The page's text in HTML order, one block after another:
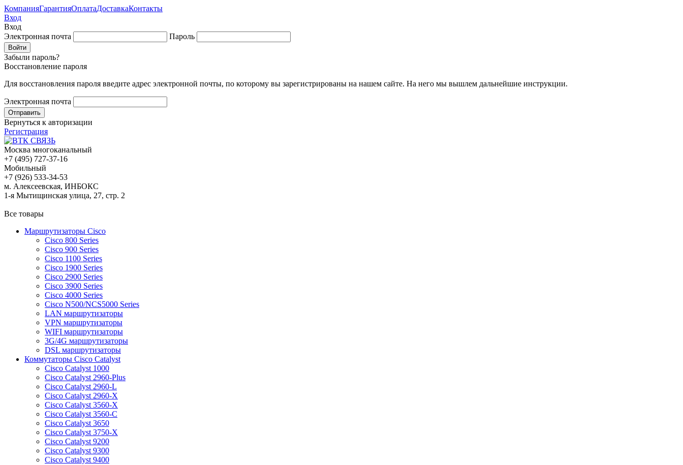
КомпанияГарантияОплатаДоставкаКонтакты
Вход
Вход
Электронная почта
Пароль
Забыли пароль?
Восстановление пароля
Для восстановления пароля введите адрес электронной почты, по которому вы зарегистрированы на нашем сайте. На него мы вышлем дальнейшие инструкции.
Электронная почта
Вернуться к авторизации
Регистрация
Москва многоканальный
+7 (495) 727-37-16
Мобильный
+7 (926) 533-34-53
м. Алексеевская, ИНБОКС
1-я Мытищинская улица, 27, стр. 2
Все товары
Маршрутизаторы Cisco
Cisco 800 Series
Cisco 900 Series
Cisco 1100 Series
Cisco 1900 Series
Cisco 2900 Series
Cisco 3900 Series
Cisco 4000 Series
Cisco N500/NCS5000 Series
LAN маршрутизаторы
VPN маршрутизаторы
WIFI маршрутизаторы
3G/4G маршрутизаторы
DSL маршрутизаторы
Коммутаторы Cisco Catalyst
Cisco Catalyst 1000
Cisco Catalyst 2960-Plus
Cisco Catalyst 2960-L
Cisco Catalyst 2960-X
Cisco Catalyst 3560-X
Cisco Catalyst 3560-C
Cisco Catalyst 3650
Cisco Catalyst 3750-X
Cisco Catalyst 9200
Cisco Catalyst 9300
Cisco Catalyst 9400